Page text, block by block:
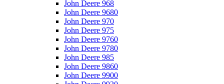
John Deere 968
John Deere 9680
John Deere 970
John Deere 975
John Deere 9760
John Deere 9780
John Deere 985
John Deere 9860
John Deere 9900